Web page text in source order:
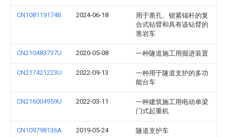
CN108119174B 2024-06-18
用于凿孔、锁紧锚杆的复
合式钻臂和具有该钻臂的
凿岩车
CN210483737U 2020-05-08 一种隧道施工用掘进装置
CN217421223U 2022-09-13
一种用于隧道支护的多功
能台车
CN216004959U 2022-03-11
一种建筑施工用电动单梁
门式起重机
CN109798136A 2019-05-24 隧道支护车